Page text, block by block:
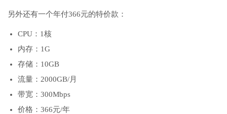
另外还有一个年付366元的特价款：
CPU：1核
内存：1G
存储：10GB
流量：2000GB/月
带宽：300Mbps
价格：366元/年